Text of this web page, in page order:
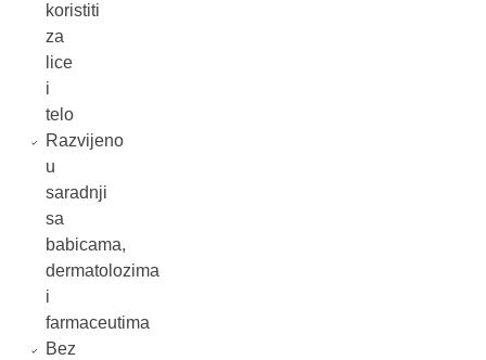
koristiti
za
lice
i
telo
Razvijeno
u
saradnji
sa
babicama,
dermatolozima
i
farmaceutima
Bez